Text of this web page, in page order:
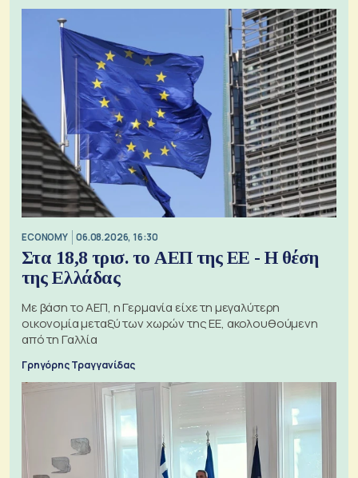
ECONOMY 06.08.2026, 16:30
Στα 18,8 τρισ. το ΑΕΠ της ΕΕ - Η θέση
της Ελλάδας
Με βάση το ΑΕΠ, η Γερμανία είχε τη μεγαλύτερη
οικονομία μεταξύ των χωρών της ΕΕ, ακολουθούμενη
από τη Γαλλία
Γρηγόρης Τραγγανίδας